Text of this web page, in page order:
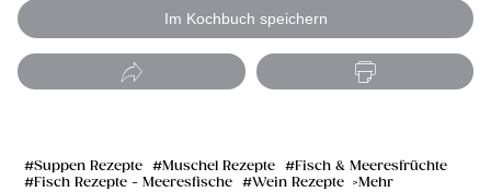
Im Kochbuch speichern
Suppen Rezepte Muschel Rezepte
Fisch & Meeresfrüchte
Fisch Rezepte - Meeresfische
Wein Rezepte Mehr